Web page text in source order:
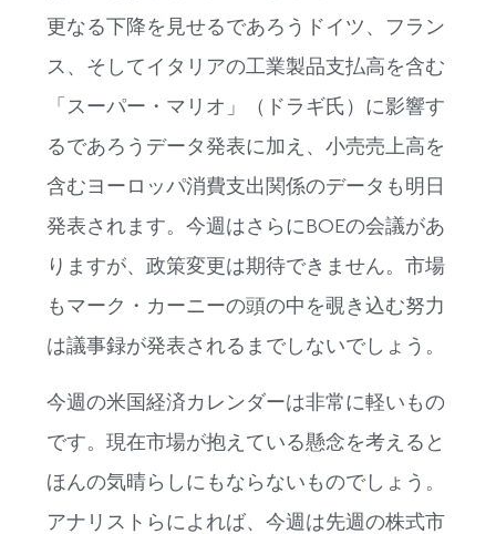
更なる下降を見せるであろうドイツ、フラン
ス、そしてイタリアの工業製品支払高を含む
「スーパー・マリオ」（ドラギ氏）に影響す
るであろうデータ発表に加え、小売売上高を
含むヨーロッパ消費支出関係のデータも明日
発表されます。今週はさらにBOEの会議があ
りますが、政策変更は期待できません。市場
もマーク・カーニーの頭の中を覗き込む努力
は議事録が発表されるまでしないでしょう。
今週の米国経済カレンダーは非常に軽いもの
です。現在市場が抱えている懸念を考えると
ほんの気晴らしにもならないものでしょう。
アナリストらによれば、今週は先週の株式市